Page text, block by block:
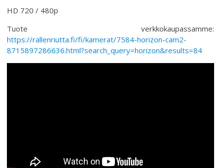
HD 720 / 480p
Tuote verkkokaupassamme:
https://rallenriutta.fi/fi/kamerat/7584-horizon-cam2-
8715897286636.html?search_query=horizon&results=84